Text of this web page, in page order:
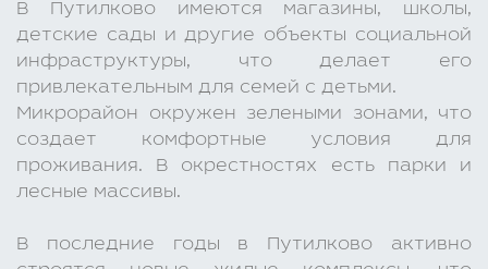
В Путилково имеются магазины, школы,
детские сады и другие объекты социальной
инфраструктуры, что делает его
привлекательным для семей с детьми.
Микрорайон окружен зелеными зонами, что
создает комфортные условия для
проживания. В окрестностях есть парки и
лесные массивы.
В последние годы в Путилково активно